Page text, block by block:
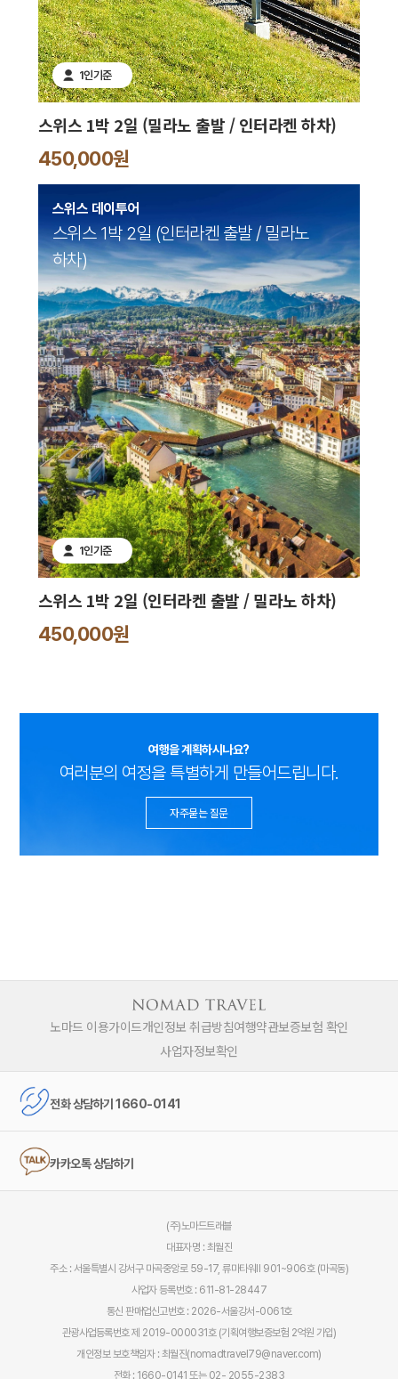
1인기준
스위스 1박 2일 (밀라노 출발 / 인터라켄 하차)
450,000원
스위스 데이투어
스위스 1박 2일 (인터라켄 출발 / 밀라노
하차)
1인기준
스위스 1박 2일 (인터라켄 출발 / 밀라노 하차)
450,000원
여행을 계획하시나요?
여러분의 여정을 특별하게 만들어드립니다.
자주묻는 질문
노마드 이용가이드개인정보 취급방침여행약관보증보험 확인
사업자정보확인
전화 상담하기 1660-0141
카카오톡 상담하기
(주)노마드트래블
대표자명 : 최월진
주소 : 서울특별시 강서구 마곡중앙로 59-17, 류마타워Ⅱ 901~906호 (마곡동)
사업자 등록번호 : 611-81-28447
통신 판매업신고번호 : 2026-서울강서-0061호
관광사업등록번호 제 2019-000031호 (기획여행보증보험 2억원 가입)
개인정보 보호책임자 : 최월진(nomadtravel79@naver.com)
전화 : 1660-0141 또는 02- 2055-2383